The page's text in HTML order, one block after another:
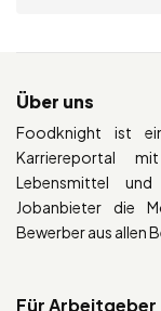
Über uns
Foodknight ist
Karriereportal
Lebensmittel
Jobanbieter die
Bewerber aus allen
Für Arbeitgeber